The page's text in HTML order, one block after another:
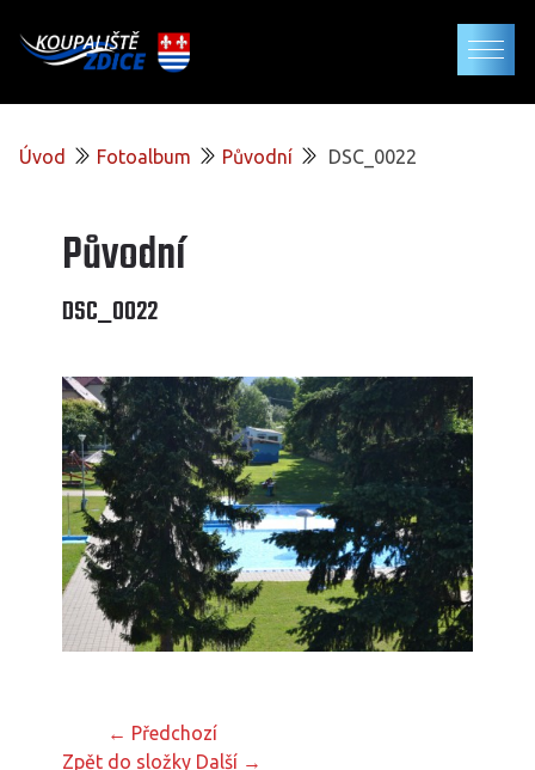
Úvod Fotoalbum Původní DSC_0022
Původní
DSC_0022
← Předchozí
Zpět do složky Další →